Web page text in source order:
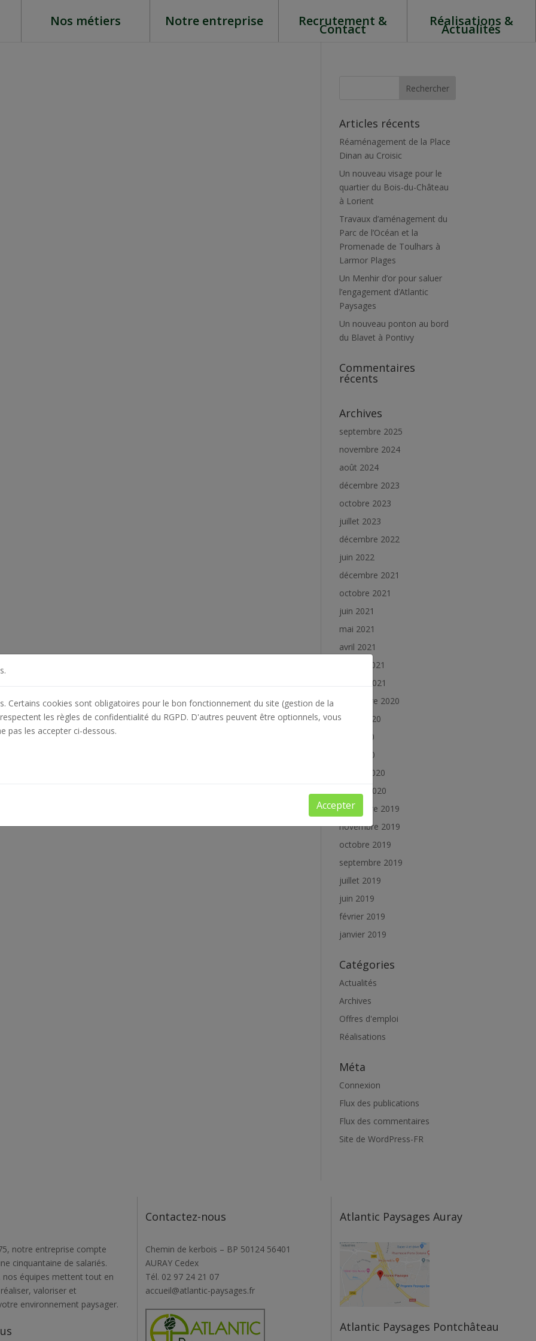
Nos métiers Notre entreprise Recrutement &
Contact
Réalisations &
Actualités
Articles récents
Réaménagement de la Place
Dinan au Croisic
Un nouveau visage pour le
quartier du Bois-du-Château
à Lorient
Travaux d’aménagement du
Parc de l’Océan et la
Promenade de Toulhars à
Larmor Plages
Un Menhir d’or pour saluer
l’engagement d’Atlantic
Paysages
Un nouveau ponton au bord
du Blavet à Pontivy
Commentaires
récents
Archives
septembre 2025
novembre 2024
août 2024
décembre 2023
octobre 2023
juillet 2023
décembre 2022
juin 2022
décembre 2021
octobre 2021
juin 2021
mai 2021
avril 2021
février 2021
janvier 2021
décembre 2020
juillet 2020
juin 2020
mai 2020
février 2020
janvier 2020
décembre 2019
novembre 2019
octobre 2019
septembre 2019
juillet 2019
juin 2019
février 2019
janvier 2019
Catégories
Actualités
Archives
Offres d'emploi
Réalisations
Méta
Connexion
Flux des publications
Flux des commentaires
Site de WordPress-FR
notre entreprise compte
cinquantaine de salariés.
nos équipes mettent tout en
valoriser et
environnement paysager.
Contactez-nous
Chemin de kerbois – BP 50124 56401
AURAY Cedex
Tél. 02 97 24 21 07
accueil@atlantic-paysages.fr
Atlantic Paysages Auray
Atlantic Paysages Pontchâteau
Certains cookies sont obligatoires pour le bon fonctionnement du site (gestion de la
les règles de confidentialité du RGPD. D'autres peuvent être optionnels, vous
pas les accepter ci-dessous.
Accepter